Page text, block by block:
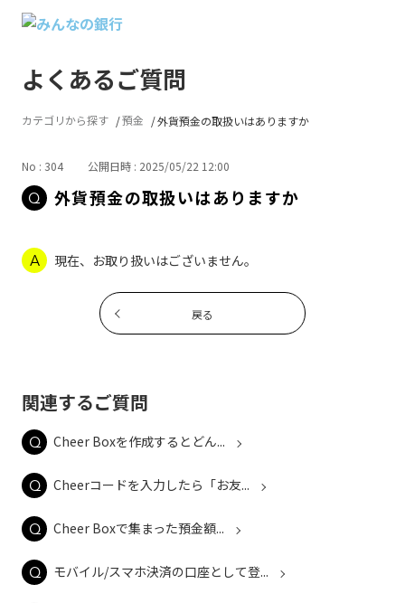
よくあるご質問
カテゴリから探す 預金 外貨預金の取扱いはありますか
No : 304 公開日時 : 2025/05/22 12:00
外貨預金の取扱いはありますか
現在、お取り扱いはございません。
戻る
関連するご質問
Cheer Boxを作成するとどん...
Cheerコードを入力したら「お友...
Cheer Boxで集まった預金額...
モバイル/スマホ決済の口座として登...